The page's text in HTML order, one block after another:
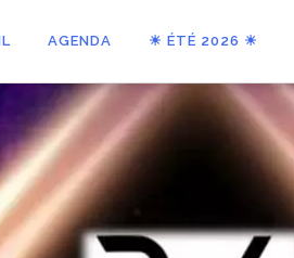
AGENDA ☀ ÉTÉ 2026 ☀